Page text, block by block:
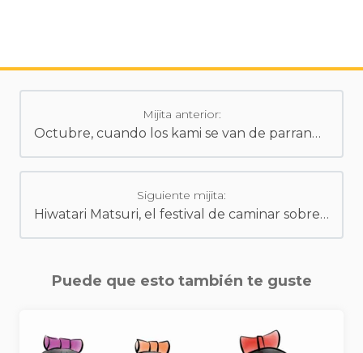
Mijita anterior:
Octubre, cuando los kami se van de parranda a Izumo Taisha
Siguiente mijita:
Hiwatari Matsuri, el festival de caminar sobre el fuego
Puede que esto también te guste